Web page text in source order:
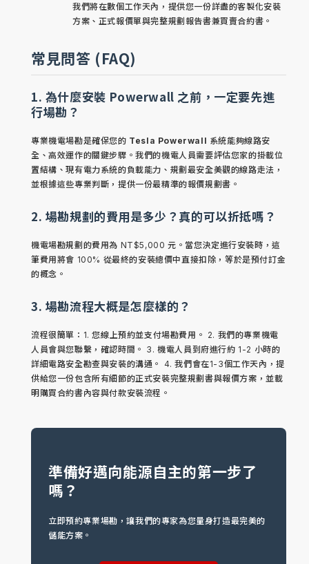
我們將在數個工作天內，提供您一份詳盡的客製化安裝
方案、正式報價單與完整規劃報告書兼買賣合約書。
常見問答 (FAQ)
1. 為什麼安裝 Powerwall 之前，一定要先進
行場勘？
專業機電場勘是確保您的 Tesla Powerwall 系統能夠線路安
全、高效運作的關鍵步驟。我們的機電人員需要評估您家的掛載位
置結構、現有電力系統的負載能力、規劃最安全美觀的線路走法，
並根據這些專業判斷，提供一份最精準的報價規劃書。
2. 場勘規劃的費用是多少？真的可以折抵嗎？
機電場勘規劃的費用為 NT$5,000 元。當您決定進行安裝時，這
筆費用將會 100% 從最終的安裝總價中直接扣除，等於是預付訂金
的概念。
3. 場勘流程大概是怎麼樣的？
流程很簡單：1. 您線上預約並支付場勘費用。 2. 我們的專業機電
人員會與您聯繫，確認時間。 3. 機電人員到府進行約 1-2 小時的
詳細電路安全勘查與安裝的溝通。 4. 我們會在1-3個工作天內，提
供給您一份包含所有細節的正式安裝完整規劃書與報價方案，並載
明購買合約書內容與付款安裝流程。
準備好邁向能源自主的第一步了
嗎？
立即預約專業場勘，讓我們的專家為您量身打造最完美的
儲能方案。